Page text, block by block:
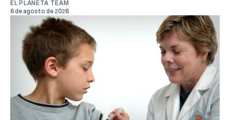
EL PLANETA TEAM
6 de agosto de 2026